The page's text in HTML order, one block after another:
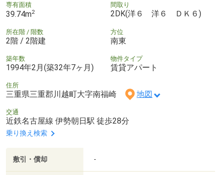
専有面積
39.74m2
間取り
2DK(洋６ 洋６ ＤＫ６)
所在階 / 階数
2階 / 2階建
方位
南東
築年数
1994年2月(築32年7ヶ月)
物件タイプ
賃貸アパート
住所
三重県三重郡川越町大字南福崎 地図
交通
近鉄名古屋線 伊勢朝日駅 徒歩28分
乗り換え検索
敷引・償却 -